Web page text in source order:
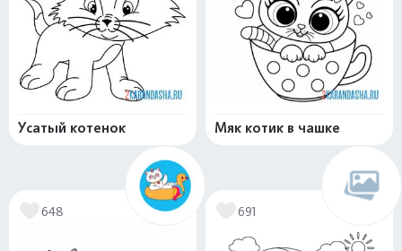
Усатый котенок Мяк котик в чашке
648 691